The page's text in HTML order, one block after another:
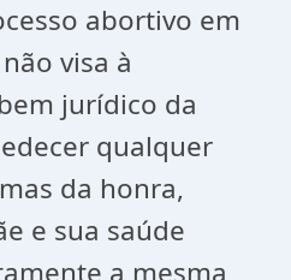
abortivo em
visa à
jurídico da
qualquer
da honra,
e sua saúde
a mesma